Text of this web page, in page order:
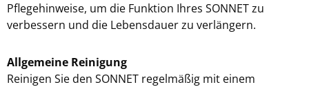
Pflegehinweise, um die Funktion Ihres SONNET zu
verbessern und die Lebensdauer zu verlängern.
Allgemeine Reinigung
Reinigen Sie den SONNET regelmäßig mit einem